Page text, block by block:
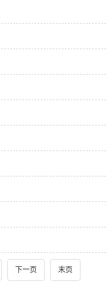
下一页 末页